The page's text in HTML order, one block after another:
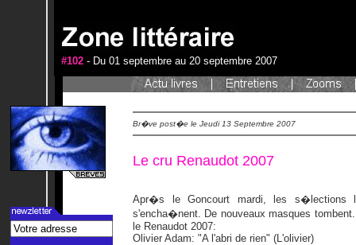
#102 - Du 01 septembre au 20 septembre 2007
Br�ve post�e le Jeudi 13 Septembre 2007
Le cru Renaudot 2007
Apr�s le Goncourt mardi, les s�lections
s'encha�nent. De nouveaux masques
le Renaudot 2007:
Olivier Adam: "A l'abri de rien" (L'olivier)